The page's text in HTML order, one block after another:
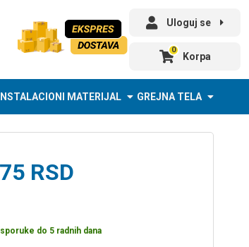
Uloguj se
0
Korpa
MATERIJAL GREJNA TELA
RSD
do 5 radnih dana